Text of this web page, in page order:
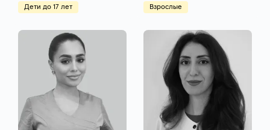
Дети до 17 лет Взрослые